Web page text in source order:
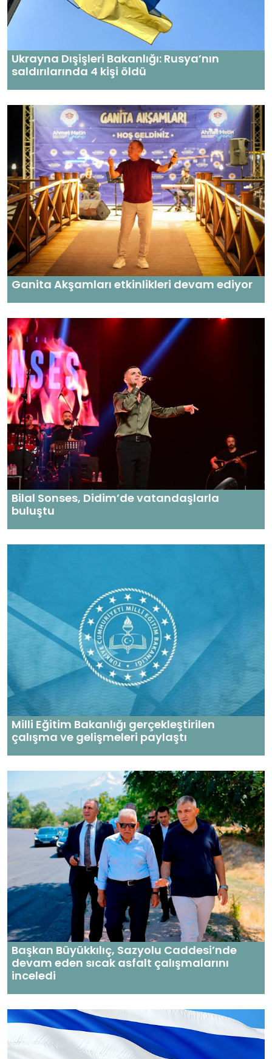
Ukrayna Dışişleri Bakanlığı: Rusya’nın
saldırılarında 4 kişi öldü
Ganita Akşamları etkinlikleri devam ediyor
Bilal Sonses, Didim’de vatandaşlarla
buluştu
Milli Eğitim Bakanlığı gerçekleştirilen
çalışma ve gelişmeleri paylaştı
Başkan Büyükkılıç, Sazyolu Caddesi’nde
devam eden sıcak asfalt çalışmalarını
inceledi